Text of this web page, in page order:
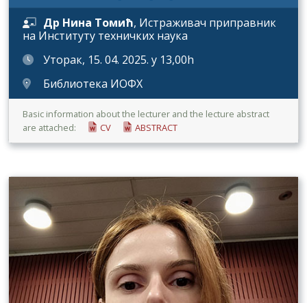
Др Нина Томић, Истраживач приправник
на Институту техничких наука
Уторак, 15. 04. 2025. у 13,00h
Библиотека ИОФХ
Basic information about the lecturer and the lecture abstract
are attached:
CV ABSTRACT